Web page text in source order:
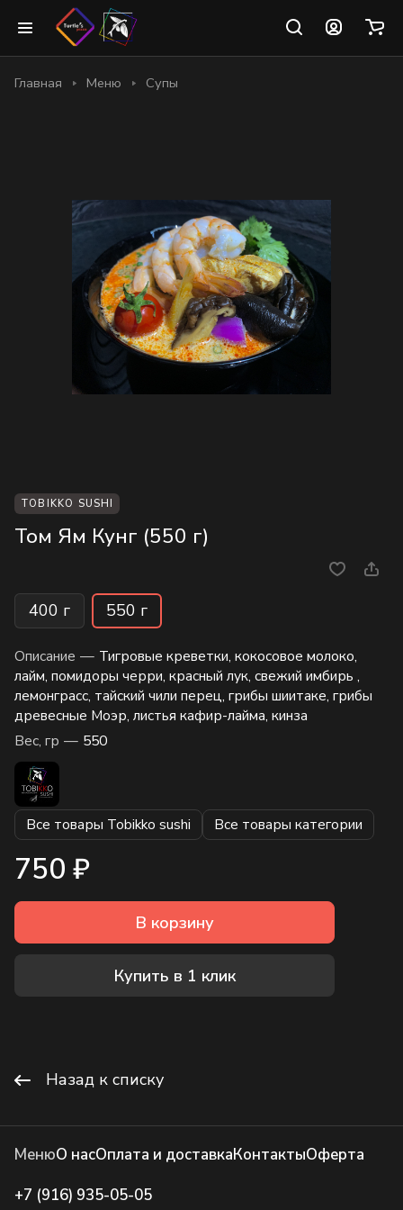
Главная Меню Супы
TOBIKKO SUSHI
Том Ям Кунг (550 г)
400 г 550 г
Описание — Тигровые креветки, кокосовое молоко,
лайм, помидоры черри, красный лук, свежий имбирь ,
лемонграсс, тайский чили перец, грибы шиитаке, грибы
древесные Моэр, листья кафир-лайма, кинза
Вес, гр — 550
Все товары Tobikko sushi Все товары категории
750 ₽
В корзину
Купить в 1 клик
Назад к списку
МенюО насОплата и доставкаКонтактыОферта
+7 (916) 935-05-05